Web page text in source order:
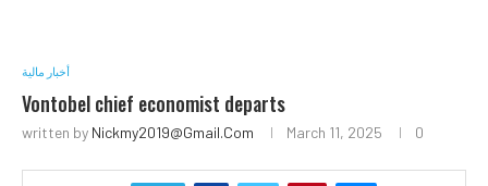
أخبار مالية
Vontobel chief economist departs
written by Nickmy2019@gmail.com March 11, 2025 0